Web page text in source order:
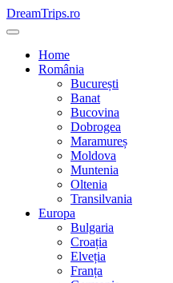
Skip
to
DreamTrips.ro
Home
România
București
Banat
Bucovina
Dobrogea
Maramureș
Moldova
Muntenia
Oltenia
Transilvania
Europa
Bulgaria
Croația
Elveția
Franța